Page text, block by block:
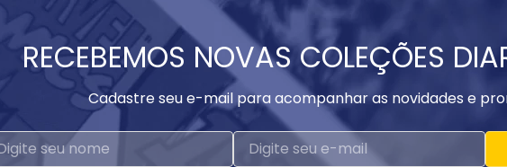
RECEBEMOS NOVAS COLEÇÕES
Cadastre seu e-mail para acompanhar as novidades e